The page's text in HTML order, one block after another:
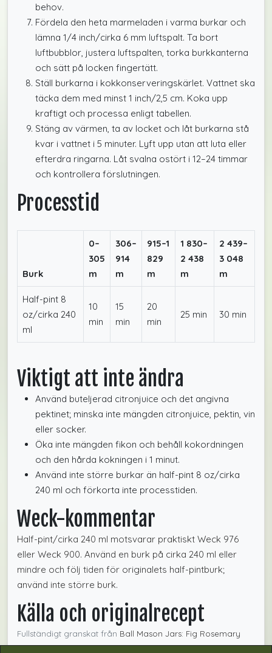
behov.
Fördela den heta marmeladen i varma burkar och
lämna 1/4 inch/cirka 6 mm luftspalt. Ta bort
luftbubblor, justera luftspalten, torka burkkanterna
och sätt på locken fingertätt.
Ställ burkarna i kokkonserveringskärlet. Vattnet ska
täcka dem med minst 1 inch/2,5 cm. Koka upp
kraftigt och processa enligt tabellen.
Stäng av värmen, ta av locket och låt burkarna stå
kvar i vattnet i 5 minuter. Lyft upp utan att luta eller
efterdra ringarna. Låt svalna ostört i 12–24 timmar
och kontrollera förslutningen.
Processtid
Burk
0–
305
m
306–
914
m
915–1
829
m
1 830–
2 438
m
2 439–
3 048
m
Half-pint 8
oz/cirka 240
ml
10
min
15
min
20
min
25 min 30 min
Viktigt att inte ändra
Använd buteljerad citronjuice och det angivna
pektinet; minska inte mängden citronjuice, pektin, vin
eller socker.
Öka inte mängden fikon och behåll kokordningen
och den hårda kokningen i 1 minut.
Använd inte större burkar än half-pint 8 oz/cirka
240 ml och förkorta inte processtiden.
Weck-kommentar
Half-pint/cirka 240 ml motsvarar praktiskt Weck 976
eller Weck 900. Använd en burk på cirka 240 ml eller
mindre och följ tiden för originalets half-pintburk;
använd inte större burk.
Källa och originalrecept
Fullständigt granskat från Ball Mason Jars: Fig Rosemary
and Red Wine Jam. Receptet är hämtat urThe All New Ball